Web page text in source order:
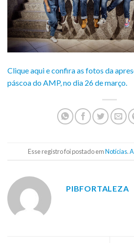
Clique aqui e confira as fotos da
páscoa do AMP, no dia 26 de março.
Esse registro foi postado emNotícias.
PIBFORTALEZA